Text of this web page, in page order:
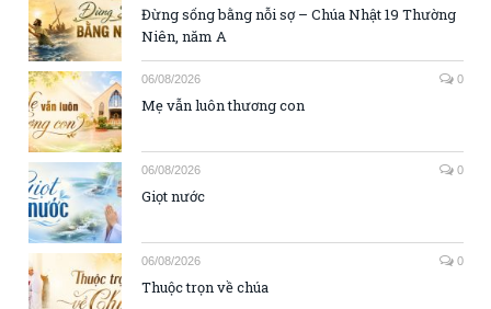
Đừng sống bằng nỗi sợ – Chúa Nhật 19 Thường
Niên, năm A
06/08/2026 0
Mẹ vẫn luôn thương con
06/08/2026 0
Giọt nước
06/08/2026 0
Thuộc trọn về chúa